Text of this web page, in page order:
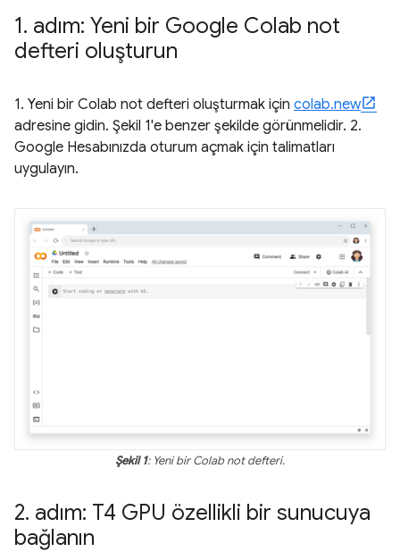
1. adım: Yeni bir Google Colab not
defteri oluşturun
1. Yeni bir Colab not defteri oluşturmak için colab.new
adresine gidin. Şekil 1'e benzer şekilde görünmelidir. 2.
Google Hesabınızda oturum açmak için talimatları
uygulayın.
Şekil 1: Yeni bir Colab not defteri.
2. adım: T4 GPU özellikli bir sunucuya
bağlanın